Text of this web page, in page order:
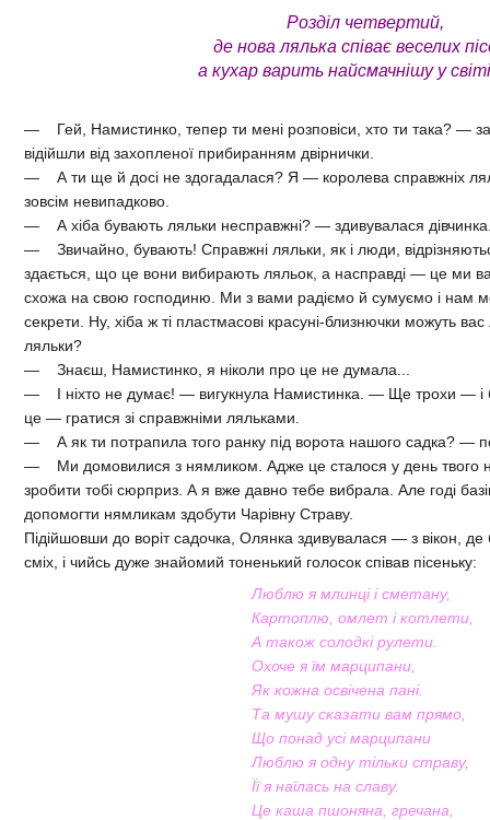
Розділ четвертий,
де нова лялька співає веселих
а кухар варить найсмачнішу у
— Гей, Намистинко, тепер ти мені розповіси, хто ти така? —
відійшли від захопленої прибиранням двірнички.
— А ти ще й досі не здогадалася? Я — королева справжніх
зовсім невипадково.
— А хіба бувають ляльки несправжні? — здивувалася
— Звичайно, бувають! Справжні ляльки, як і люди,
здається, що це вони вибирають ляльок, а насправді — це ми
схожа на свою господиню. Ми з вами радіємо й сумуємо і нам
секрети. Ну, хіба ж ті пластмасові красуні-близнючки можуть
ляльки?
— Знаєш, Намистинко, я ніколи про це не думала...
— І ніхто не думає! — вигукнула Намистинка. — Ще трохи — і
це — гратися зі справжніми ляльками.
— А як ти потрапила того ранку під ворота нашого садка? —
— Ми домовилися з нямликом. Адже це сталося у день твого
зробити тобі сюрприз. А я вже давно тебе вибрала. Але годі
допомогти нямликам здобути Чарівну Страву.
Підійшовши до воріт садочка, Олянка здивувалася — з вікон, де
сміх, і чийсь дуже знайомий тоненький голосок співав пісеньку:
Люблю я млинці і сметану,
Картоплю, омлет і котлети,
А також солодкі рулети.
Охоче я їм марципани,
Як кожна освічена пані.
Та мушу сказати вам прямо,
Що понад усі марципани
Люблю я одну тільки страву,
Її я наїлась на славу.
Це каша пшоняна, гречана,